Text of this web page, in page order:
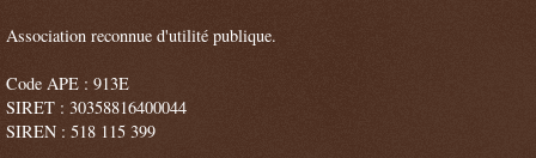
Association reconnue d'utilité publique.
Code APE : 913E
SIRET : 30358816400044
SIREN : 518 115 399